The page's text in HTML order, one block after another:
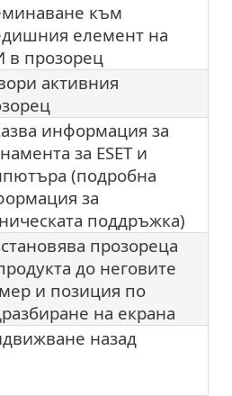
към
елемент на
в прозорец
активния
информация за
за ESET и
(подробна
за
поддръжка)
прозореца
до неговите
и позиция по
на екрана
назад